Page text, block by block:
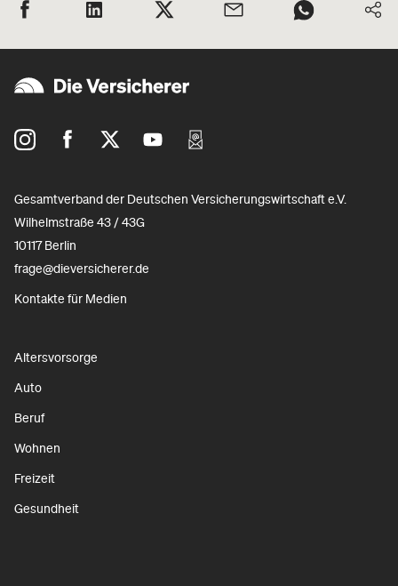
Gesamtverband der Deutschen Versicherungswirtschaft e.V.
Wilhelmstraße 43 / 43G
10117 Berlin
frage@dieversicherer.de
Kontakte für Medien
Altersvorsorge
Auto
Beruf
Wohnen
Freizeit
Gesundheit